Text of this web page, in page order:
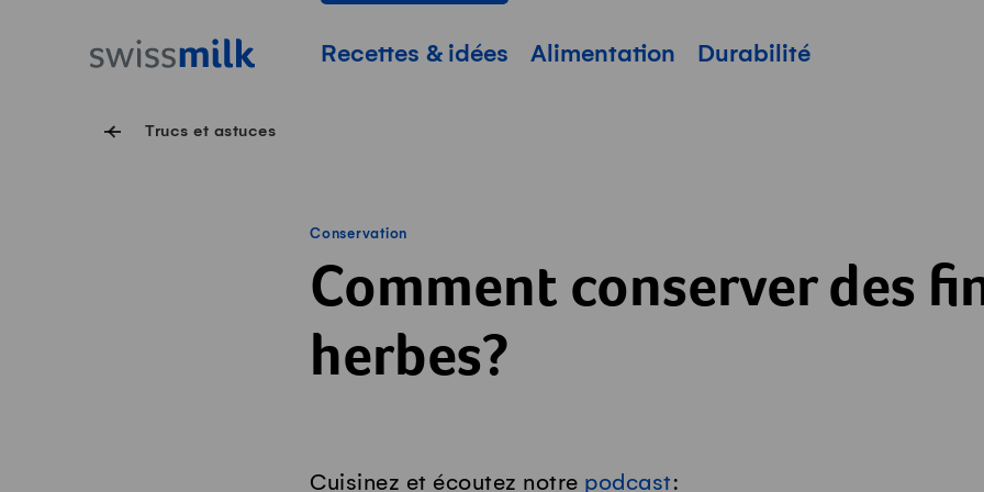
Page d'accueil
Navigation principale
Recettes & idées Alimentation Durabilité
Trucs et astuces
Conservation
Comment conserver des
herbes?
Cuisinez et écoutez notre podcast: